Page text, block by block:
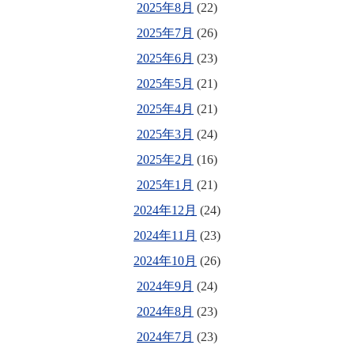
2025年8月 (22)
2025年7月 (26)
2025年6月 (23)
2025年5月 (21)
2025年4月 (21)
2025年3月 (24)
2025年2月 (16)
2025年1月 (21)
2024年12月 (24)
2024年11月 (23)
2024年10月 (26)
2024年9月 (24)
2024年8月 (23)
2024年7月 (23)